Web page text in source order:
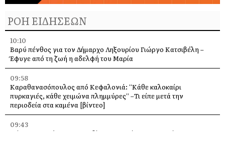
ΡΟΗ ΕΙΔΗΣΕΩΝ
10:10
Βαρύ πένθος για τον Δήμαρχο Ληξουρίου Γιώργο Κατσιβέλη –
Έφυγε από τη ζωή η αδελφή του Μαρία
09:58
Καραθανασόπουλος από Κεφαλονιά: “Κάθε καλοκαίρι
πυρκαγιές, κάθε χειμώνα πλημμύρες” –Τι είπε μετά την
περιοδεία στα καμένα [βίντεο]
09:43
Πάρος: Νεκρό 4χρονο παιδί που εντοπίστηκε σε πισίνα beach